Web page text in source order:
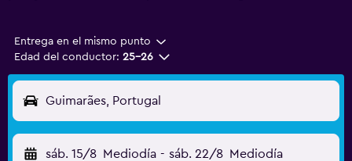
Entrega en el mismo punto
Edad del conductor: 25-26
Guimarães, Portugal
sáb. 15/8 Mediodía - sáb. 22/8 Mediodía